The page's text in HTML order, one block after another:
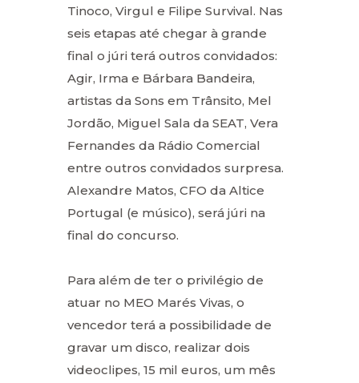
Tinoco, Virgul e Filipe Survival. Nas
seis etapas até chegar à grande
final o júri terá outros convidados:
Agir, Irma e Bárbara Bandeira,
artistas da Sons em Trânsito, Mel
Jordão, Miguel Sala da SEAT, Vera
Fernandes da Rádio Comercial
entre outros convidados surpresa.
Alexandre Matos, CFO da Altice
Portugal (e músico), será júri na
final do concurso.
Para além de ter o privilégio de
atuar no MEO Marés Vivas, o
vencedor terá a possibilidade de
gravar um disco, realizar dois
videoclipes, 15 mil euros, um mês